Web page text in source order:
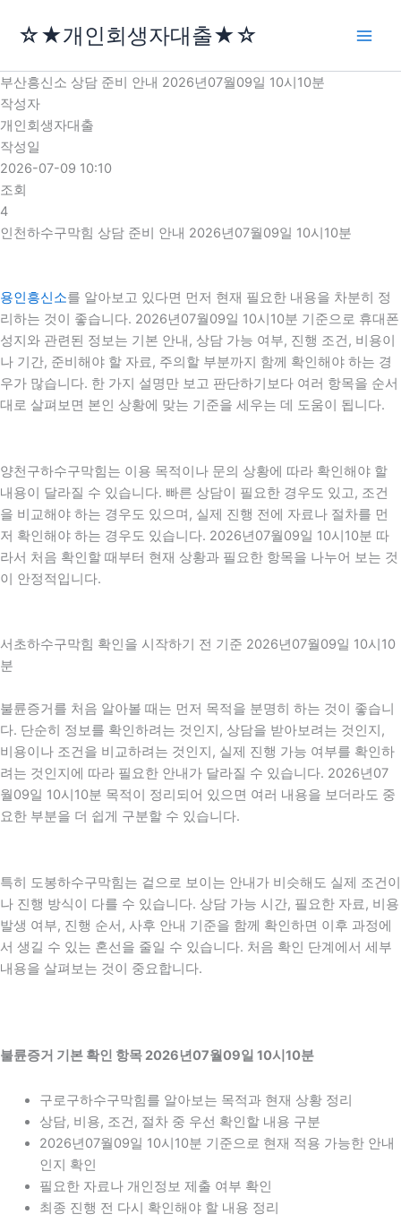
로
건
너
뛰
기
☆★개인회생자대출★☆
부산흥신소 상담 준비 안내 2026년07월09일 10시10분
작성자
개인회생자대출
작성일
2026-07-09 10:10
조회
4
인천하수구막힘 상담 준비 안내 2026년07월09일 10시10분
용인흥신소를 알아보고 있다면 먼저 현재 필요한 내용을 차분히 정
리하는 것이 좋습니다. 2026년07월09일 10시10분 기준으로 휴대폰
성지와 관련된 정보는 기본 안내, 상담 가능 여부, 진행 조건, 비용이
나 기간, 준비해야 할 자료, 주의할 부분까지 함께 확인해야 하는 경
우가 많습니다. 한 가지 설명만 보고 판단하기보다 여러 항목을 순서
대로 살펴보면 본인 상황에 맞는 기준을 세우는 데 도움이 됩니다.
양천구하수구막힘는 이용 목적이나 문의 상황에 따라 확인해야 할
내용이 달라질 수 있습니다. 빠른 상담이 필요한 경우도 있고, 조건
을 비교해야 하는 경우도 있으며, 실제 진행 전에 자료나 절차를 먼
저 확인해야 하는 경우도 있습니다. 2026년07월09일 10시10분 따
라서 처음 확인할 때부터 현재 상황과 필요한 항목을 나누어 보는 것
이 안정적입니다.
서초하수구막힘 확인을 시작하기 전 기준 2026년07월09일 10시10
분
불륜증거를 처음 알아볼 때는 먼저 목적을 분명히 하는 것이 좋습니
다. 단순히 정보를 확인하려는 것인지, 상담을 받아보려는 것인지,
비용이나 조건을 비교하려는 것인지, 실제 진행 가능 여부를 확인하
려는 것인지에 따라 필요한 안내가 달라질 수 있습니다. 2026년07
월09일 10시10분 목적이 정리되어 있으면 여러 내용을 보더라도 중
요한 부분을 더 쉽게 구분할 수 있습니다.
특히 도봉하수구막힘는 겉으로 보이는 안내가 비슷해도 실제 조건이
나 진행 방식이 다를 수 있습니다. 상담 가능 시간, 필요한 자료, 비용
발생 여부, 진행 순서, 사후 안내 기준을 함께 확인하면 이후 과정에
서 생길 수 있는 혼선을 줄일 수 있습니다. 처음 확인 단계에서 세부
내용을 살펴보는 것이 중요합니다.
불륜증거 기본 확인 항목 2026년07월09일 10시10분
구로구하수구막힘를 알아보는 목적과 현재 상황 정리
상담, 비용, 조건, 절차 중 우선 확인할 내용 구분
2026년07월09일 10시10분 기준으로 현재 적용 가능한 안내
인지 확인
필요한 자료나 개인정보 제출 여부 확인
최종 진행 전 다시 확인해야 할 내용 정리